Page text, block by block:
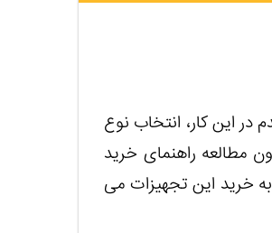
در این کار، انتخاب نوع
مطالعه راهنمای خرید
به خرید این تجهیزات می